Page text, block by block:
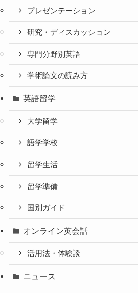
プレゼンテーション
研究・ディスカッション
専門分野別英語
学術論文の読み方
英語留学
大学留学
語学学校
留学生活
留学準備
国別ガイド
オンライン英会話
活用法・体験談
ニュース